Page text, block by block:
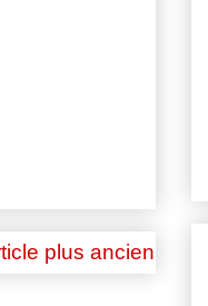
plus ancien